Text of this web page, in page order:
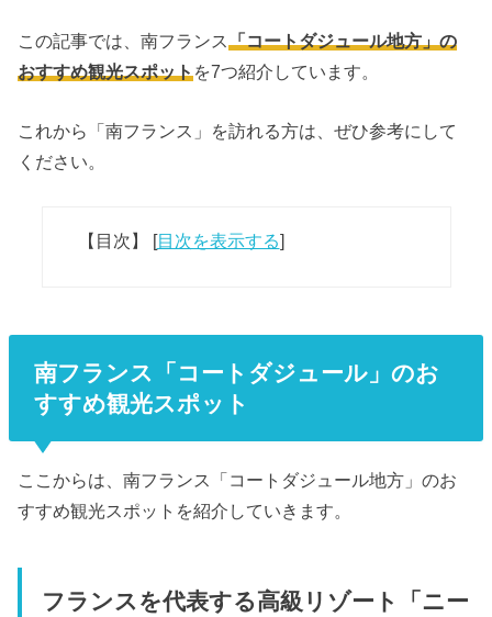
この記事では、南フランス「コートダジュール地方」の
おすすめ観光スポットを7つ紹介しています。
これから「南フランス」を訪れる方は、ぜひ参考にして
ください。
【目次】 [目次を表示する]
南フランス「コートダジュール」のお
すすめ観光スポット
ここからは、南フランス「コートダジュール地方」のお
すすめ観光スポットを紹介していきます。
フランスを代表する高級リゾート「ニー